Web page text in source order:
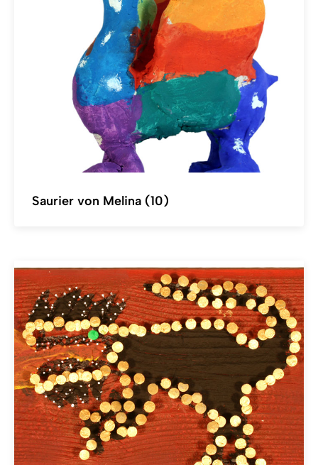
Saurier von Melina (10)